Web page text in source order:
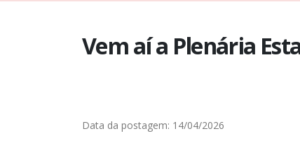
Vem aí a Plenária
Data da postagem: 14/04/2026